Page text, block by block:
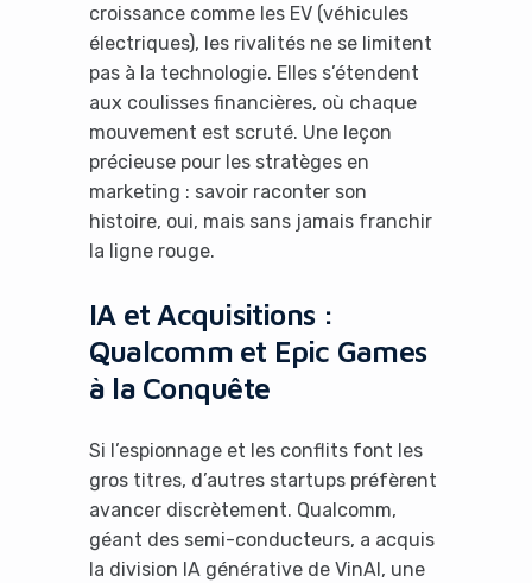
croissance comme les EV (véhicules
électriques), les rivalités ne se limitent
pas à la technologie. Elles s’étendent
aux coulisses financières, où chaque
mouvement est scruté. Une leçon
précieuse pour les stratèges en
marketing : savoir raconter son
histoire, oui, mais sans jamais franchir
la ligne rouge.
IA et Acquisitions :
Qualcomm et Epic Games
à la Conquête
Si l’espionnage et les conflits font les
gros titres, d’autres startups préfèrent
avancer discrètement. Qualcomm,
géant des semi-conducteurs, a acquis
la division IA générative de VinAI, une